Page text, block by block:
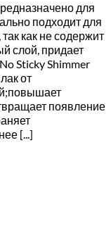
для
подходит для
как не содержит
слой, придает
Sticky Shimmer
от
появление
[...]